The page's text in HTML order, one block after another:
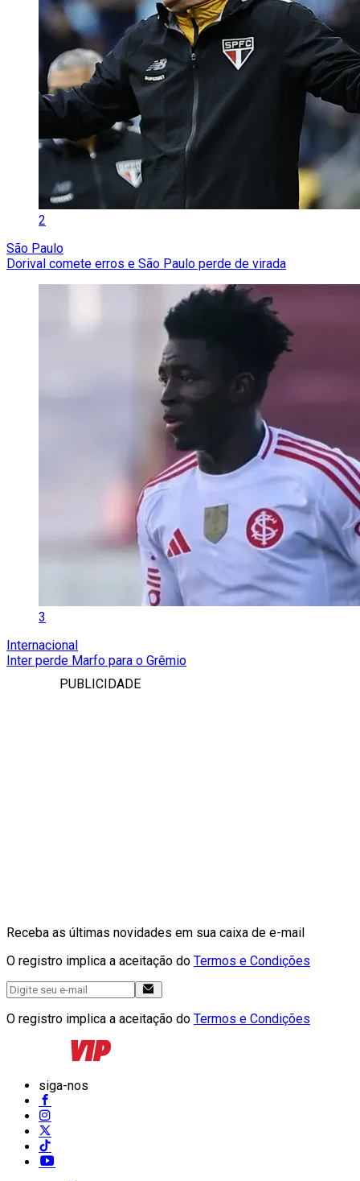
2
São Paulo
Dorival comete erros e São Paulo perde de virada
3
Internacional
Inter perde Marfo para o Grêmio
PUBLICIDADE
Receba as últimas novidades em sua caixa de e-mail
O registro implica a aceitação do Termos e Condições
O registro implica a aceitação do Termos e Condições
siga-nos